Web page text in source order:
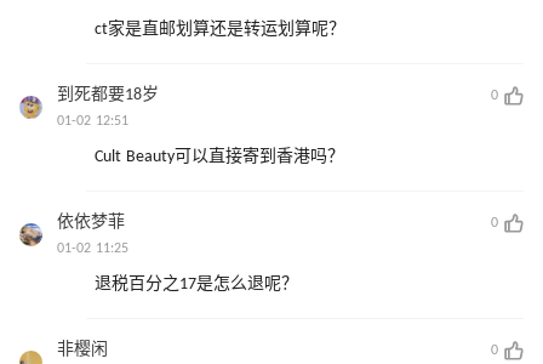
ct家是直邮划算还是转运划算呢？
到死都要18岁
0
01-02 12:51
Cult Beauty可以直接寄到香港吗？
依依梦菲
0
01-02 11:25
退税百分之17是怎么退呢？
非樱闲
0